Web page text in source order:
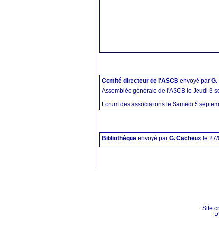
Comité directeur de l'ASCB envoyé par G.
Assemblée générale de l'ASCB le Jeudi 3
Forum des associations le Samedi 5
Bibliothèque envoyé par G. Cacheux le
Site